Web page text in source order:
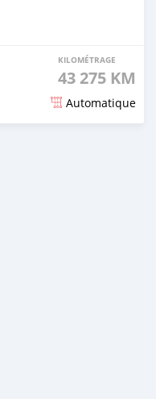
KILOMÉTRAGE
43 275 KM
Automatique